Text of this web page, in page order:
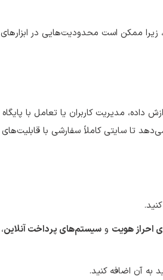
ممکن است محدودیت‌هایی در ابزارهای
داده، مدیریت کاربران یا تعامل با پایگاه
تا سایتی کاملاً سفارشی با قابلیت‌های
احراز هویت و سیستم‌های پرداخت آنلاین،
به آن اضافه کنید.